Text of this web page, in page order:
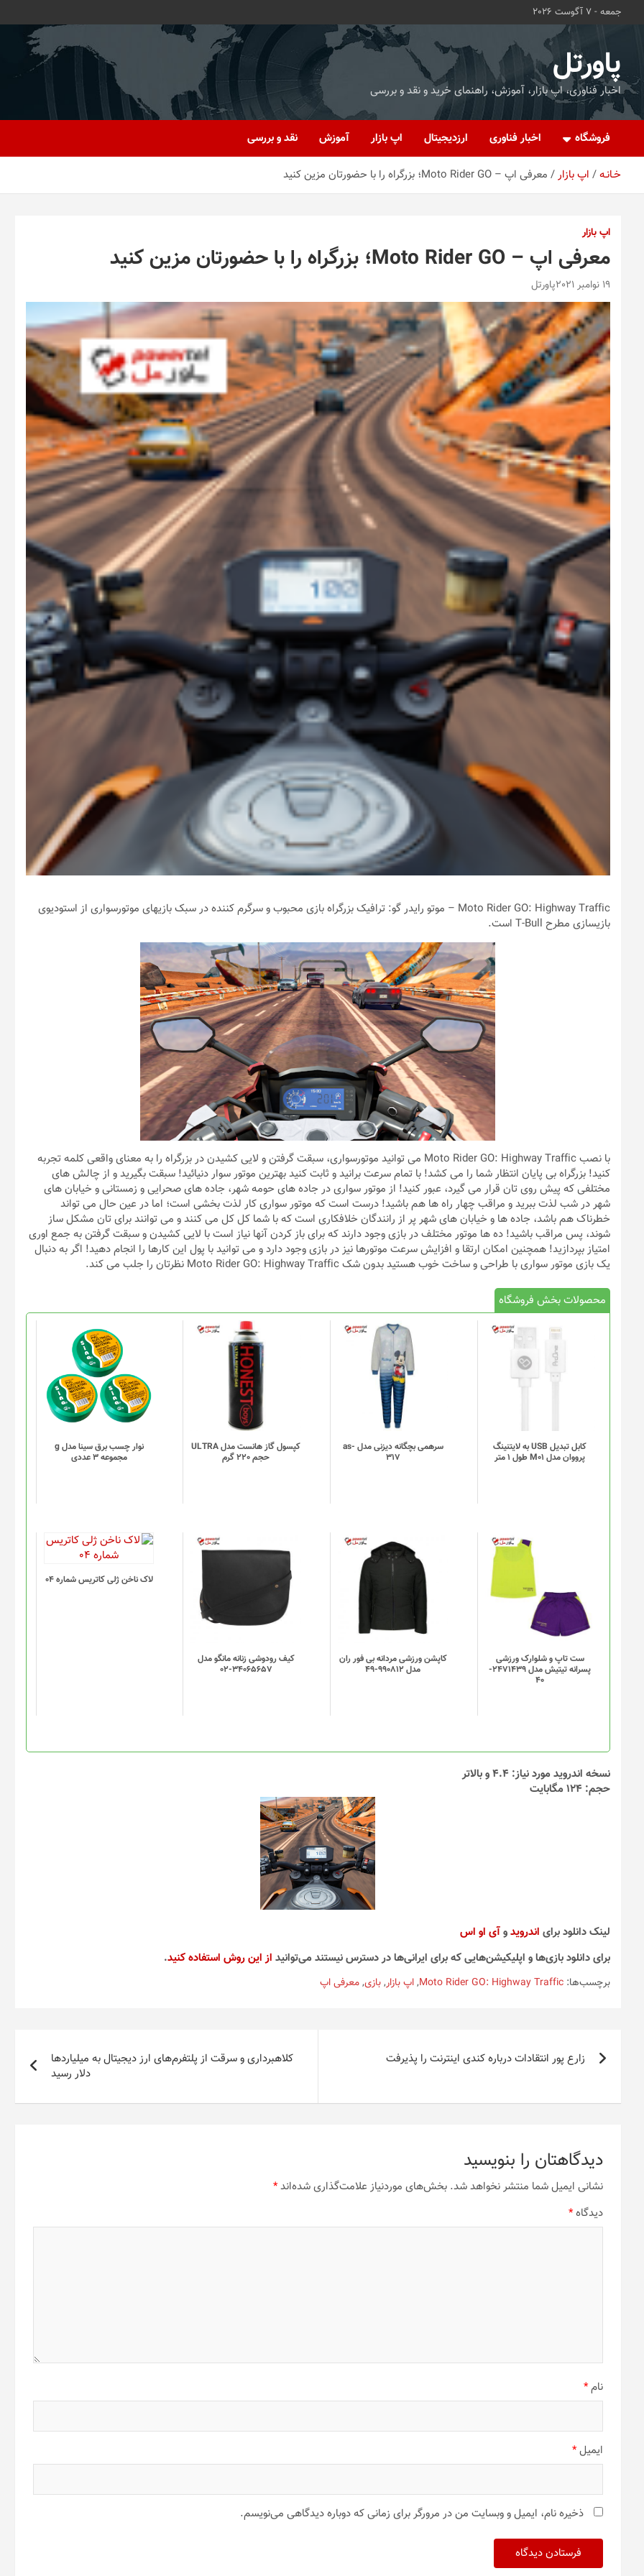
جمعه - 7 آگوست 2026
پاورتل
اخبار فناوری، اپ بازار، آموزش، راهنمای خرید و نقد و بررسی
فروشگاه اخبار فناوری ارزدیجیتال اپ بازار آموزش نقد و بررسی
خـانـه اپ بازار معرفی اپ – Moto Rider GO؛ بزرگراه را با حضورتان مزین کنید
اپ بازار
معرفی اپ – Moto Rider GO؛ بزرگراه را با حضورتان مزین کنید
19 نوامبر 2021 پاورتل
Moto Rider GO: Highway Traffic – موتو رایدر گو: ترافیک بزرگراه بازی محبوب و سرگرم کننده در سبک بازیهای موتورسواری از استودیوی
بازیسازی مطرح T-Bull است.
با نصب Moto Rider GO: Highway Traffic می توانید موتورسواری، سبقت گرفتن و لایی کشیدن در بزرگراه را به معنای واقعی کلمه تجربه
کنید! بزرگراه بی پایان انتظار شما را می کشد! با تمام سرعت برانید و ثابت کنید بهترین موتور سوار دنیائید! سبقت بگیرید و از چالش های
مختلفی که پیش روی تان قرار می گیرد، عبور کنید! از موتور سواری در جاده های حومه شهر، جاده های صحرایی و زمستانی و خیابان های
شهر در شب لذت ببرید و مراقب چهار راه ها هم باشید! درست است که موتور سواری کار لذت بخشی است؛ اما در عین حال می تواند
خطرناک هم باشد، جاده ها و خیابان های شهر پر از رانندگان خلافکاری است که با شما کل کل می کنند و می توانند برای تان مشکل ساز
شوند، پس مراقب باشید! ده ها موتور مختلف در بازی وجود دارند که برای باز کردن آنها نیاز است با لایی کشیدن و سبقت گرفتن به جمع اوری
امتیاز بپردازید! همچنین امکان ارتقا و افزایش سرعت موتورها نیز در بازی وجود دارد و می توانید با پول این کارها را انجام دهید! اگر به دنبال
یک بازی موتور سواری با طراحی و ساخت خوب هستید بدون شک Moto Rider GO: Highway Traffic نظرتان را جلب می کند.
محصولات بخش فروشگاه
کابل تبدیل USB به لایتنینگ
پرووان مدل M01 طول 1 متر
سرهمی بچگانه دیزنی مدل as-
317
کپسول گاز هانست مدل ULTRA
حجم 220 گرم
نوار چسب برق سینا مدل g
مجموعه 3 عددی
ست تاپ و شلوارک ورزشی
پسرانه تیتیش مدل 2471439-
40
کاپشن ورزشی مردانه بی فور ران
مدل 990812-49
کیف رودوشی زنانه مانگو مدل
34065657-02
لاک ناخن ژلی کاتریس شماره 04
نسخه اندروید مورد نیاز: 4.4 و بالاتر
حجم: 124 مگابایت
لینک دانلود برای اندرویدوآی او اس
برای دانلود بازی‌ها و اپلیکیشن‌هایی که برای ایرانی‌ها در دسترس نیستند می‌توانید از این روش استفاده کنید.
برچسب‌ها: Moto Rider GO: Highway Traffic
,اپ بازار,بازی,معرفی اپ
راهبری
نوشتهزارع پور انتقادات درباره کندی اینترنت را پذیرفت
کلاهبرداری و سرقت از پلتفرم‌های ارز دیجیتال به میلیاردها
دلار رسید
دیدگاهتان را بنویسید
نشانی ایمیل شما منتشر نخواهد شد. بخش‌های موردنیاز علامت‌گذاری شده‌اند*
دیدگاه*
نام*
ایمیل*
ذخیره نام، ایمیل و وبسایت من در مرورگر برای زمانی که دوباره دیدگاهی می‌نویسم.